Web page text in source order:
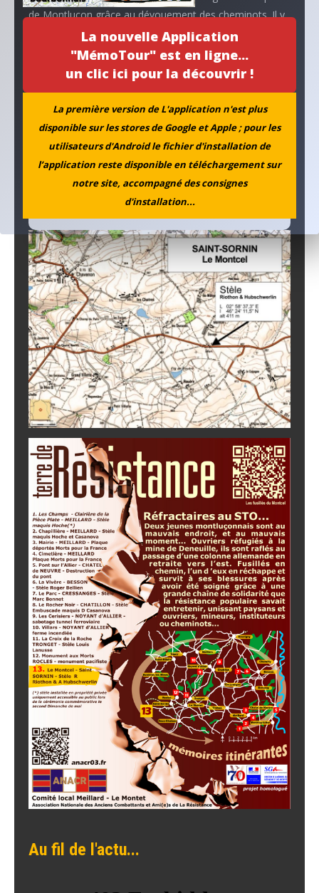
La nouvelle Application
"MémoTour" est en ligne...
un clic ici pour la découvrir !
La première version de L'application n'est plus
disponible sur les stores de Google et Apple ; pour les
utilisateurs d'Android le fichier d'installation de
l’application reste disponible en téléchargement sur
notre site, accompagné des consignes
d'installation...
de Montluçon grâce au dévouement des cheminots. Il y
restera trois jours après son opération et les soins. La
gestapo ayant retrouvé sa trace il devenait urgent de le
cacher. Il put trouver refuge chez des parents et des
propriétaire des Mines de Buxières et Saint-Hilaire, qui le
dissimula aux recherches de la police allemande jusqu’à
la libération de Montluçon.
Localisation sur « l’itinéraire de
Au fil de l'actu...